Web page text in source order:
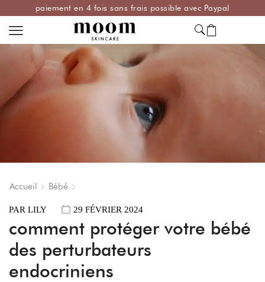
paiement en 4 fois sans frais possible avec Paypal
Accueil Bébé
PAR LILY 29 FÉVRIER 2024
comment protéger votre bébé
des perturbateurs
endocriniens